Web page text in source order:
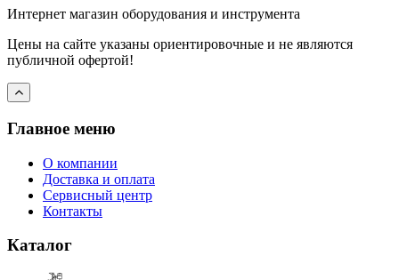
Интернет магазин оборудования и инструмента
Цены на сайте указаны ориентировочные и не являются
публичной офертой!
Главное меню
О компании
Доставка и оплата
Сервисный центр
Контакты
Каталог